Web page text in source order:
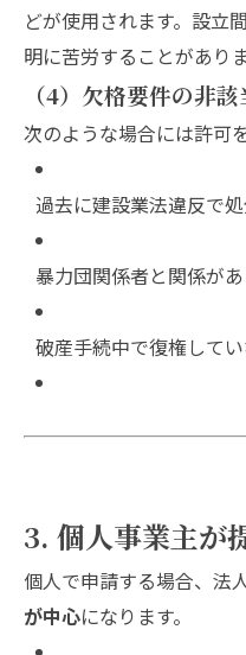
どが使用されます。設立
明に苦労することがありま
（4）欠格要件の非該
次のような場合には許可
過去に建設業法違反で
暴力団関係者と関係が
破産手続中で復権して
3. 個人事業主が
個人で申請する場合、法
が中心になります。